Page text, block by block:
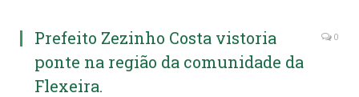
Prefeito Zezinho Costa vistoria
ponte na região da comunidade da
Flexeira.
0